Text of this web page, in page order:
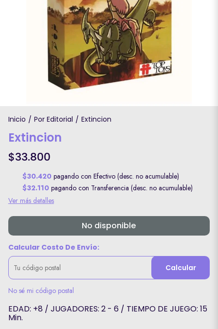
Inicio / Por Editorial / Extincion
Extincion
$33.800
$30.420 pagando con Efectivo (desc. no acumulable)
$32.110 pagando con Transferencia (desc. no acumulable)
Ver más detalles
No disponible
Calcular Costo De Envío:
Calcular
No sé mi código postal
EDAD: +8 / JUGADORES: 2 - 6 / TIEMPO DE JUEGO: 15
Min.